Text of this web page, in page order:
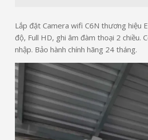
Lắp đặt Camera wifi C6N thương hiệu
độ, Full HD, ghi âm đàm thoại 2 chiều.
nhập. Bảo hành chính hãng 24 tháng.